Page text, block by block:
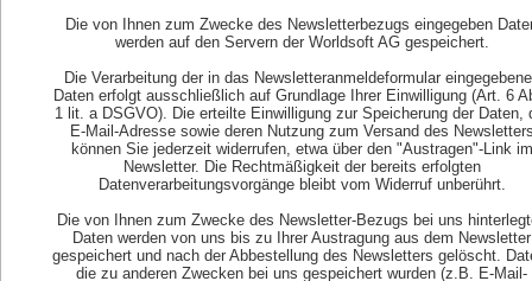
Die von Ihnen zum Zwecke des Newsletterbezugs eingegeben
werden auf den Servern der Worldsoft AG gespeichert.
Die Verarbeitung der in das Newsletteranmeldeformular
Daten erfolgt ausschließlich auf Grundlage Ihrer Einwilligung (Art. 6
1 lit. a DSGVO). Die erteilte Einwilligung zur Speicherung der Daten,
E-Mail-Adresse sowie deren Nutzung zum Versand des
können Sie jederzeit widerrufen, etwa über den "Austragen"-Link im
Newsletter. Die Rechtmäßigkeit der bereits erfolgten
Datenverarbeitungsvorgänge bleibt vom Widerruf unberührt.
Die von Ihnen zum Zwecke des Newsletter-Bezugs bei uns
Daten werden von uns bis zu Ihrer Austragung aus dem Newsletter
gespeichert und nach der Abbestellung des Newsletters gelöscht.
die zu anderen Zwecken bei uns gespeichert wurden (z.B. E-Mail-